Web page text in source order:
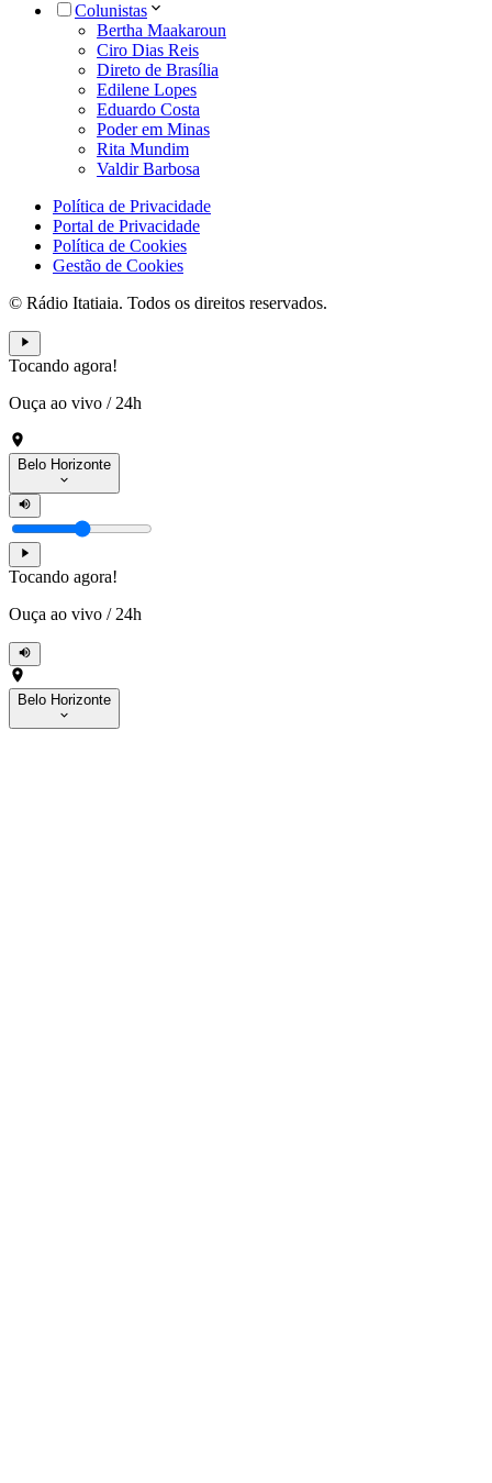
Colunistas
Bertha Maakaroun
Ciro Dias Reis
Direto de Brasília
Edilene Lopes
Eduardo Costa
Poder em Minas
Rita Mundim
Valdir Barbosa
Política de Privacidade
Portal de Privacidade
Política de Cookies
Gestão de Cookies
© Rádio Itatiaia. Todos os direitos reservados.
Tocando agora!
Ouça ao vivo / 24h
Belo Horizonte
Tocando agora!
Ouça ao vivo / 24h
Belo Horizonte